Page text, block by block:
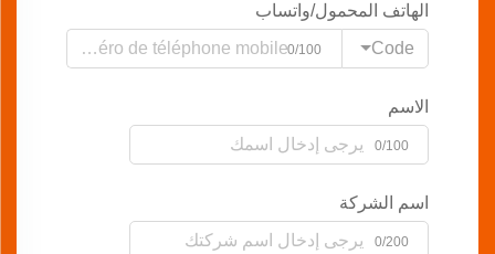
الهاتف المحمول/واتساب
Code
0/100
الاسم
0/100
اسم الشركة
0/200